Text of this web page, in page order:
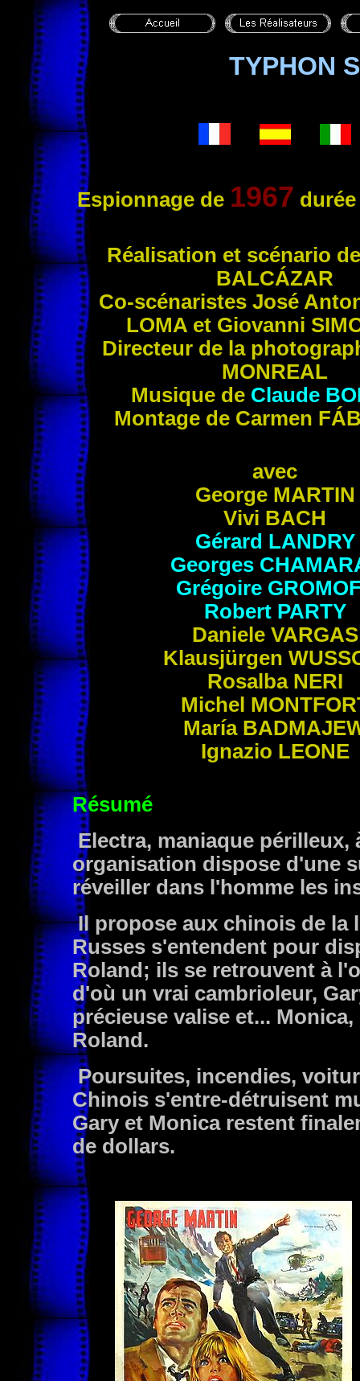
TYPHON
Espionnagede 1967
Réal isation et scénario
BALCÁZAR
Co-scénaristes José
LOMAet Giovanni
Directeur de la
MONREAL
Musique de Claude
Montage de Carmen
avec
George MARTIN
Vivi BACH
Gérard LANDRY
Georges
Grégoire
Robert PARTY
Daniele VARGAS
Klausjürgen
Rosalba NERI
Michel
María
Ignazio LEONE
Résumé
Electra, maniaque périlleux,
organisation dispose d'une
réveiller dans l'homme les
Il propose aux chinois de la
Russes s'entendent pour
Roland; ils se retrouvent à
d'où un vrai cambrioleur,
précieuse valise et...
Roland.
Poursuites, incendies,
Chinois s'entre-détruisent
Gary et Monica restent
de dollars.